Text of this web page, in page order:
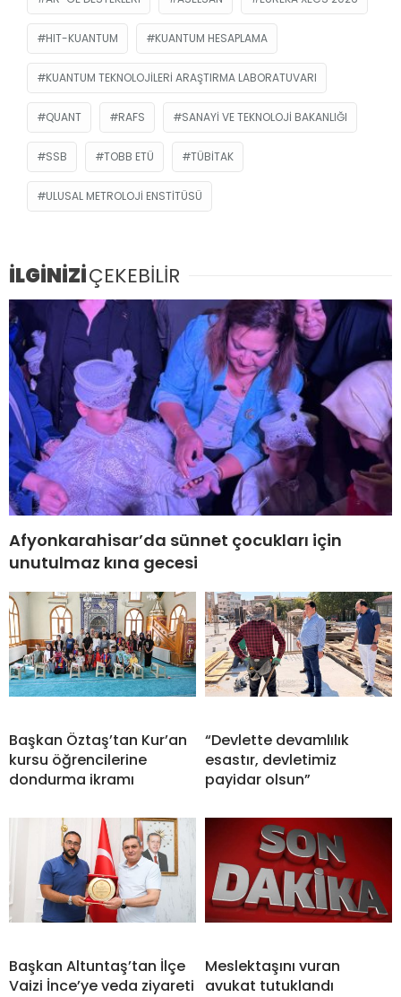
HIT-KUANTUM KUANTUM HESAPLAMA
KUANTUM TEKNOLOJILERI ARAŞTIRMA LABORATUVARI
QUANT RAFS SANAYI VE TEKNOLOJI BAKANLIĞI
SSB TOBB ETÜ TÜBİTAK
ULUSAL METROLOJI ENSTITÜSÜ
İLGİNİZİÇEKEBİLİR
Afyonkarahisar’da sünnet çocukları için
unutulmaz kına gecesi
Başkan Öztaş’tan Kur’an
kursu öğrencilerine
dondurma ikramı
“Devlette devamlılık
esastır, devletimiz
payidar olsun”
Başkan Altuntaş’tan İlçe
Vaizi İnce’ye veda ziyareti
Meslektaşını vuran
avukat tutuklandı